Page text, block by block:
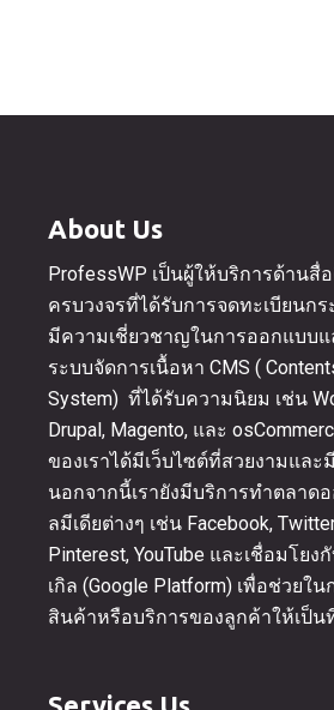
About Us
ProfessWP เป็นผู้ให้บริการด้านสื่
ครบวงจรที่ได้รับการจดทะเบียนก
มีความเชี่ยวชาญในการออกแบบ
ระบบจัดการเนื้อหา CMS (
System) ที่ได้รับความนิยม เช่น
Drupal, Magento, และ
ของเราได้มีเว็บไซต์ที่สวยงามแล
นอกจากนี้เรายังมีบริการทำตลาด
ลมีเดียต่างๆ เช่น Facebook,
Pinterest, YouTube และเชื่อมโย
เกิล (Google Platform) เพื่อช่วยใ
สินค้าหรือบริการของลูกค้าให้เป็น